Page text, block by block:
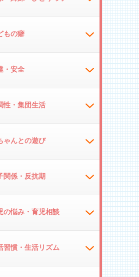
もの癖
・安全
性・集団生活
ゃんとの遊び
関係・反抗期
の悩み・育児相談
習慣・生活リズム